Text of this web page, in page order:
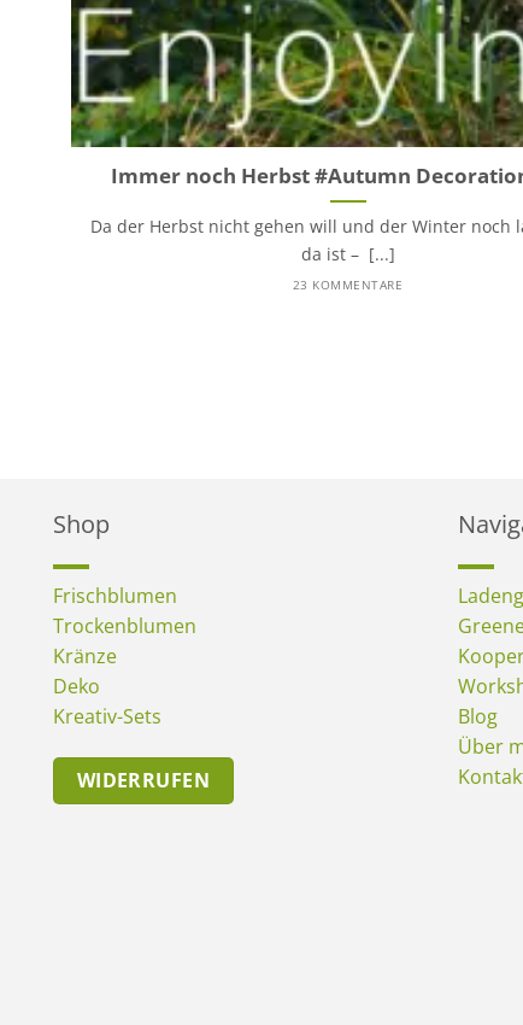
Immer noch Herbst #Autumn
Da der Herbst nicht gehen will und der Winter noch
da ist – [...]
23 KOMMENTARE
Shop
Frischblumen
Trockenblumen
Kränze
Deko
Kreativ-Sets
WIDERRUFEN
Blog
Über